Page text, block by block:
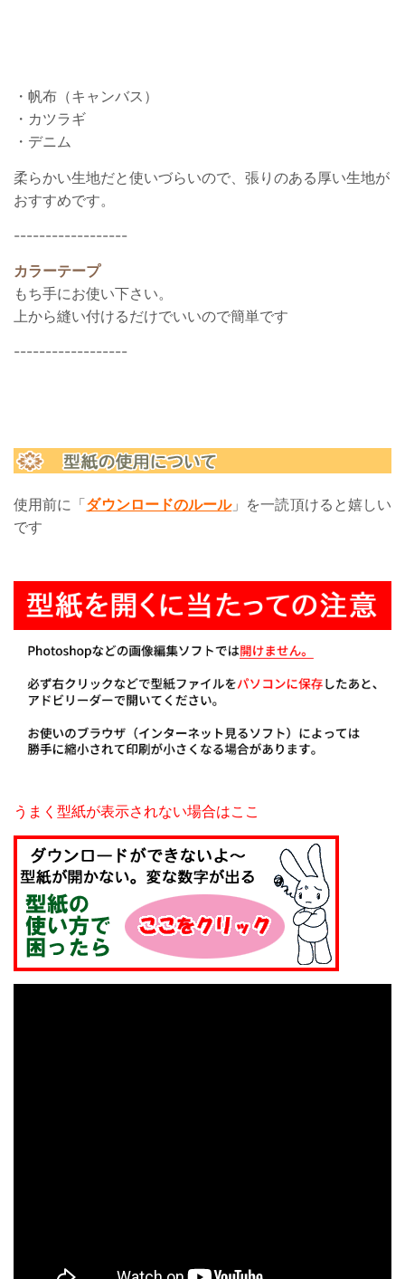
・帆布（キャンバス）
・カツラギ
・デニム
柔らかい生地だと使いづらいので、張りのある厚い生地が
おすすめです。
------------------
カラーテープ
もち手にお使い下さい。
上から縫い付けるだけでいいので簡単です
------------------
使用前に 「ダウンロードのルール」を一読頂けると嬉しい
です
うまく型紙が表示されない場合はここ